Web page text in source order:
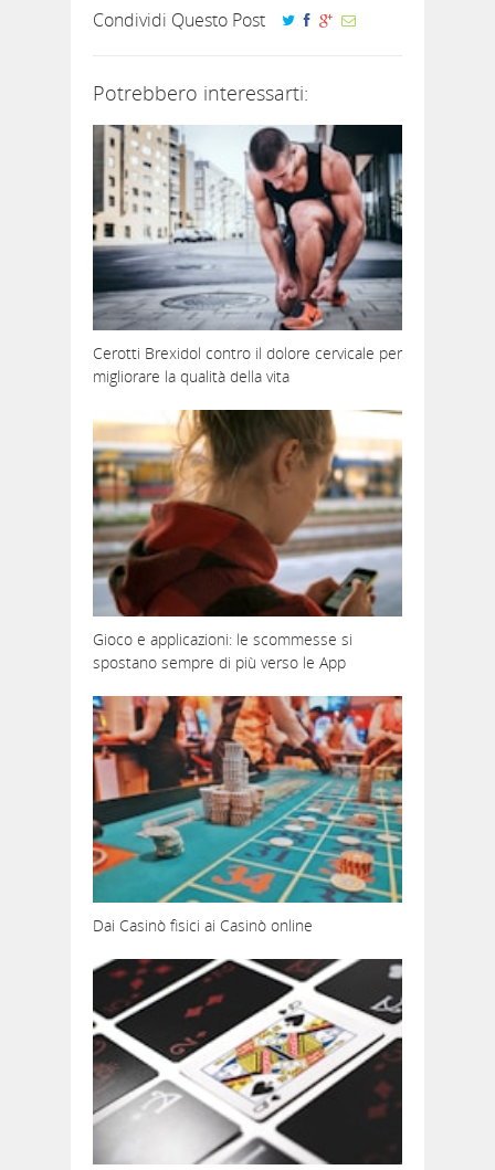
Condividi Questo Post
Potrebbero interessarti:
Cerotti Brexidol contro il dolore cervicale per
migliorare la qualità della vita
Gioco e applicazioni: le scommesse si
spostano sempre di più verso le App
Dai Casinò fisici ai Casinò online